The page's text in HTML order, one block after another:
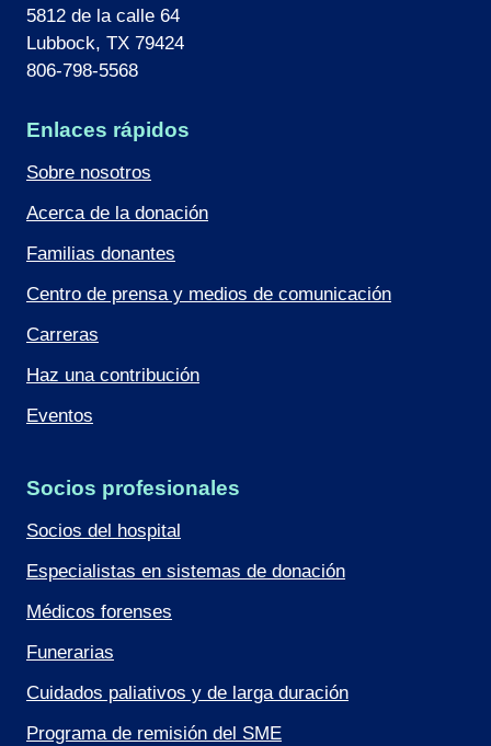
5812 de la calle 64
Lubbock, TX 79424
806-798-5568
Enlaces rápidos
Sobre nosotros
Acerca de la donación
Familias donantes
Centro de prensa y medios de comunicación
Carreras
Haz una contribución
Eventos
Socios profesionales
Socios del hospital
Especialistas en sistemas de donación
Médicos forenses
Funerarias
Cuidados paliativos y de larga duración
Programa de remisión del SME